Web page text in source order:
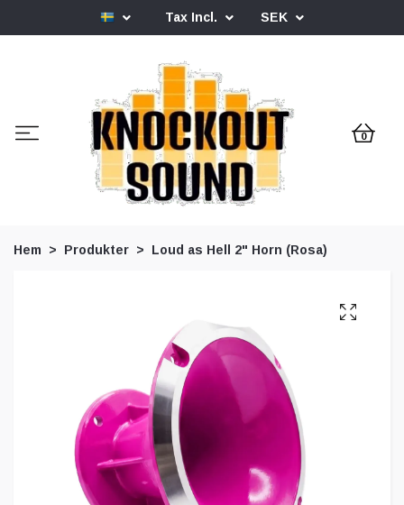
Tax Incl. SEK
0
Hem Produkter Loud as Hell 2" Horn (Rosa)